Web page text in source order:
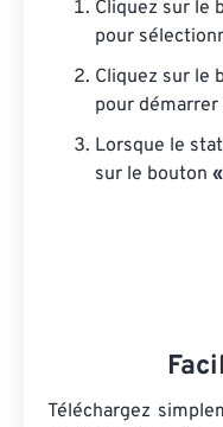
Cliquez sur le
pour
Cliquez sur le
pour
Lorsque le
sur le bouton
Téléchargez